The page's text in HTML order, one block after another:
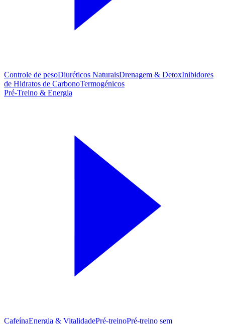
Controle de pesoDiuréticos NaturaisDrenagem & DetoxInibidores
de Hidratos de CarbonoTermogénicos
Pré-Treino & Energia
CafeínaEnergia & VitalidadePré-treinoPré‑treino sem